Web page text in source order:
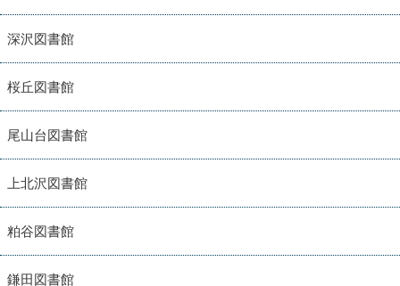
深沢図書館
桜丘図書館
尾山台図書館
上北沢図書館
粕谷図書館
鎌田図書館